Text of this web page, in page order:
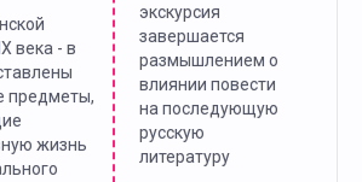
века - в
предметы,
жизнь
экскурсия
завершается
размышлением о
влиянии повести
на последующую
русскую
литературу